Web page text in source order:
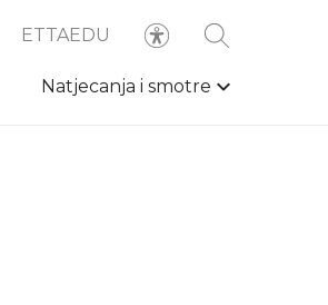
ETTAEDU
Natjecanja i smotre